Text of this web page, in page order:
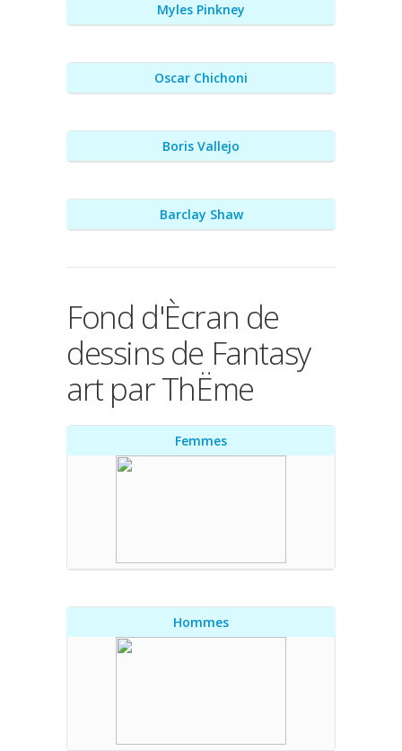
Myles Pinkney
Oscar Chichoni
Boris Vallejo
Barclay Shaw
Fond d'Ècran de
dessins de Fantasy
art par ThËme
Femmes
Hommes